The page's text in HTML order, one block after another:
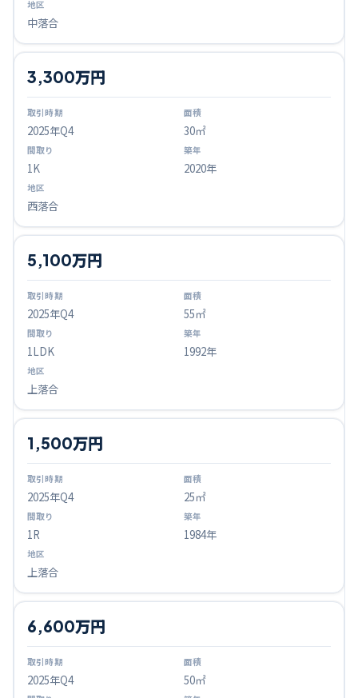
中落合
2025年Q4
3,300万円
30㎡
1K 2020年
西落合
2025年Q4
5,100万円
55㎡
1LDK 1992年
上落合
2025年Q4
1,500万円
25㎡
1R 1984年
上落合
2025年Q4
6,600万円
50㎡